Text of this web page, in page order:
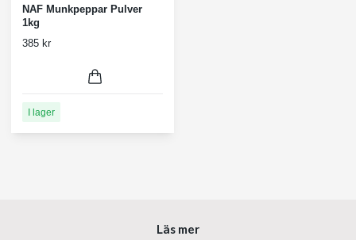
NAF Munkpeppar Pulver
1kg
385 kr
I lager
Läs mer